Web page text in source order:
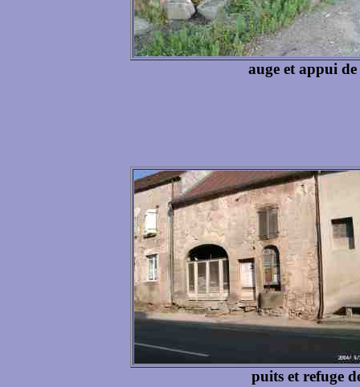
auge et appui
puits et refuge